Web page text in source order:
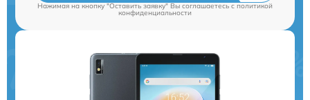
Нажимая на кнопку "Оставить заявку" Вы соглашаетесь cполитикой
конфиденциальности